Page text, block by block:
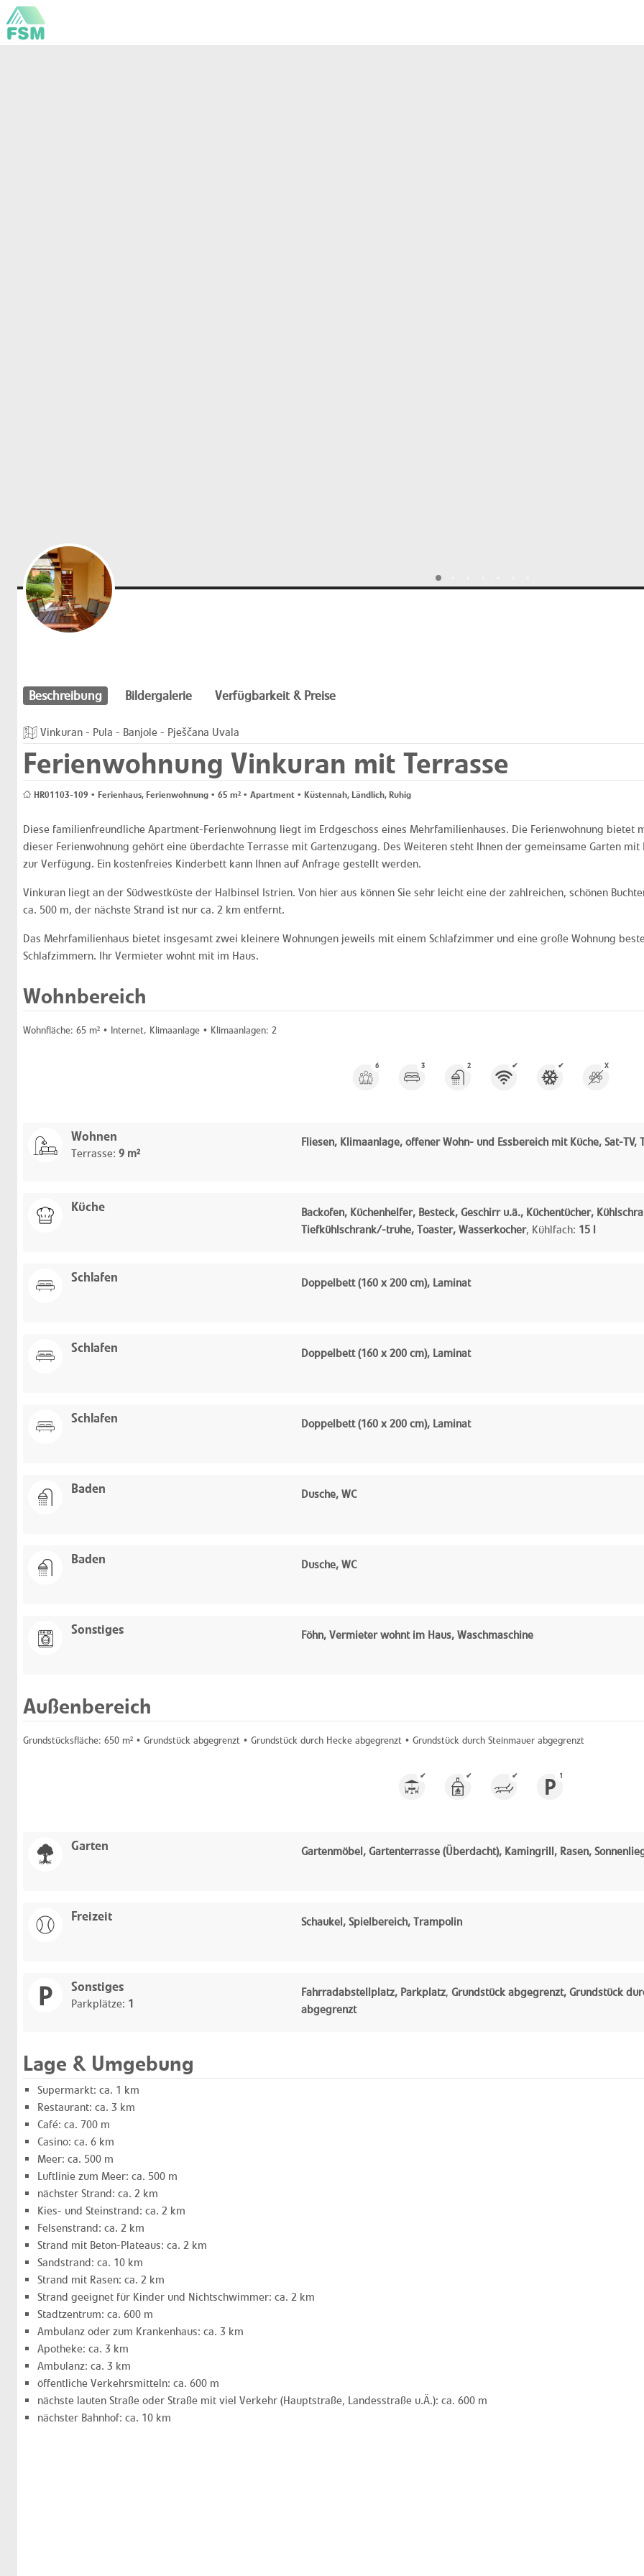
Beschreibung Bildergalerie Verfügbarkeit & Preise
Vinkuran - Pula - Banjole - Pješčana Uvala
Ferienwohnung Vinkuran mit Terrasse
HR01103-109 • Ferienhaus, Ferienwohnung • 65 m² • Apartment • Küstennah, Ländlich, Ruhig
Diese familienfreundliche Apartment-Ferienwohnung liegt im Erdgeschoss eines Mehrfamilienhauses. Die Ferienwohnung bietet
dieser Ferienwohnung gehört eine überdachte Terrasse mit Gartenzugang. Des Weiteren steht Ihnen der gemeinsame Garten
zur Verfügung. Ein kostenfreies Kinderbett kann Ihnen auf Anfrage gestellt werden.
Vinkuran liegt an der Südwestküste der Halbinsel Istrien. Von hier aus können Sie sehr leicht eine der zahlreichen, schönen
ca. 500 m, der nächste Strand ist nur ca. 2 km entfernt.
Das Mehrfamilienhaus bietet insgesamt zwei kleinere Wohnungen jeweils mit einem Schlafzimmer und eine große Wohnung
Schlafzimmern. Ihr Vermieter wohnt mit im Haus.
Wohnbereich
Wohnfläche: 65 m² • Internet, Klimaanlage • Klimaanlagen: 2
6 3 2 ✔ ✔ X
Wohnen
Terrasse: 9 m²
Fliesen, Klimaanlage, offener Wohn- und Essbereich mit Küche, Sat-TV,
Küche
Backofen, Küchenhelfer, Besteck, Geschirr u.ä., Küchentücher,
Tiefkühlschrank/-truhe, Toaster, Wasserkocher, Kühlfach: 15 l
Schlafen Doppelbett (160 x 200 cm), Laminat
Schlafen Doppelbett (160 x 200 cm), Laminat
Schlafen Doppelbett (160 x 200 cm), Laminat
Baden Dusche, WC
Baden Dusche, WC
Sonstiges Föhn, Vermieter wohnt im Haus, Waschmaschine
Außenbereich
Grundstücksfläche: 650 m² • Grundstück abgegrenzt • Grundstück durch Hecke abgegrenzt • Grundstück durch Steinmauer abgegrenzt
✔ ✔ ✔ 1
Garten Gartenmöbel, Gartenterrasse (Überdacht), Kamingrill, Rasen,
Freizeit Schaukel, Spielbereich, Trampolin
Sonstiges
Parkplätze: 1
Fahrradabstellplatz, Parkplatz, Grundstück abgegrenzt, Grundstück
abgegrenzt
Lage & Umgebung
Supermarkt: ca. 1 km
Restaurant: ca. 3 km
Café: ca. 700 m
Casino: ca. 6 km
Meer: ca. 500 m
Luftlinie zum Meer: ca. 500 m
nächster Strand: ca. 2 km
Kies- und Steinstrand: ca. 2 km
Felsenstrand: ca. 2 km
Strand mit Beton-Plateaus: ca. 2 km
Sandstrand: ca. 10 km
Strand mit Rasen: ca. 2 km
Strand geeignet für Kinder und Nichtschwimmer: ca. 2 km
Stadtzentrum: ca. 600 m
Ambulanz oder zum Krankenhaus: ca. 3 km
Apotheke: ca. 3 km
Ambulanz: ca. 3 km
öffentliche Verkehrsmitteln: ca. 600 m
nächste lauten Straße oder Straße mit viel Verkehr (Hauptstraße, Landesstraße u.Ä.): ca. 600 m
nächster Bahnhof: ca. 10 km